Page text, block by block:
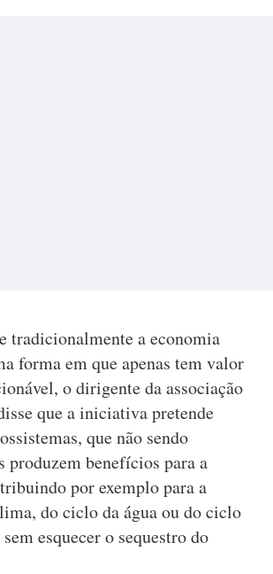
tradicionalmente a economia
forma em que apenas tem valor
o dirigente da associação
que a iniciativa pretende
que não sendo
produzem benefícios para a
por exemplo para a
do ciclo da água ou do ciclo
esquecer o sequestro do